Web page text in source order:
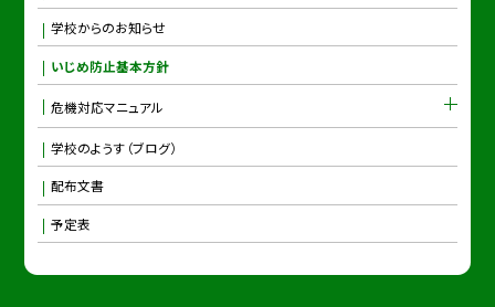
学校からのお知らせ
いじめ防止基本方針
危機対応マニュアル
学校のようす（ブログ）
配布文書
予定表